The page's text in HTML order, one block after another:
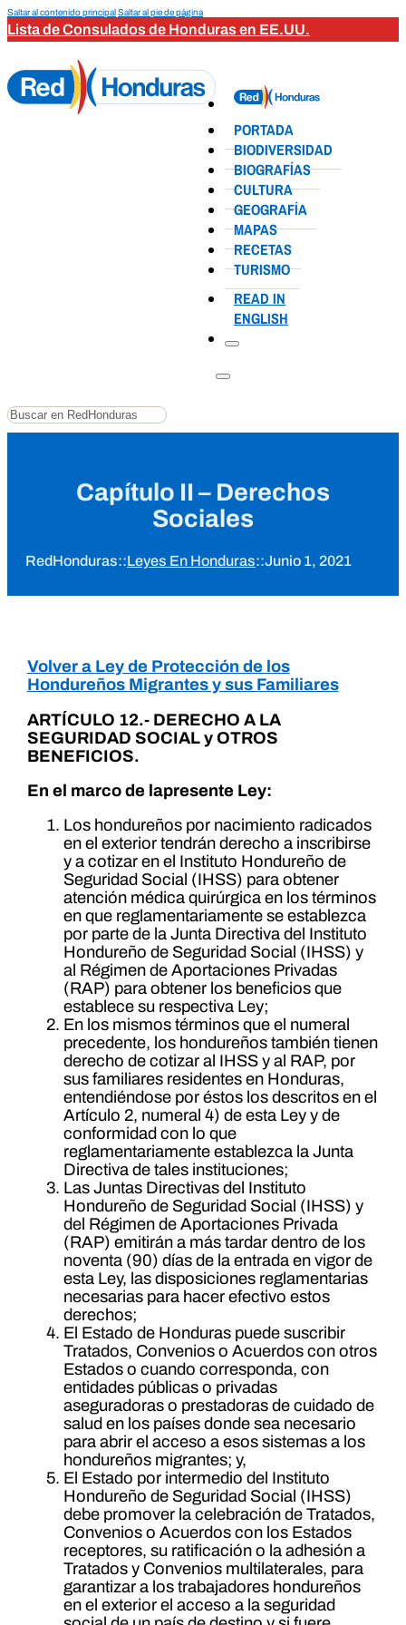
Saltar al contenido principalSaltar al pie de página
Lista de Consulados de Honduras en EE.UU.
PORTADA
BIODIVERSIDAD
BIOGRAFÍAS
CULTURA
GEOGRAFÍA
MAPAS
RECETAS
TURISMO
READ IN
ENGLISH
Buscar
Capítulo II – Derechos
Sociales
RedHonduras::Leyes En Honduras::Junio 1, 2021
Volver a Ley de Protección de los
Hondureños Migrantes y sus Familiares
ARTÍCULO 12.- DERECHO A LA
SEGURIDAD SOCIAL y OTROS
BENEFICIOS.
En el marco de lapresente Ley:
Los hondureños por nacimiento radicados
en el exterior tendrán derecho a inscribirse
y a cotizar en el Instituto Hondureño de
Seguridad Social (IHSS) para obtener
atención médica quirúrgica en los términos
en que reglamentariamente se establezca
por parte de la Junta Directiva del Instituto
Hondureño de Seguridad Social (IHSS) y
al Régimen de Aportaciones Privadas
(RAP) para obtener los beneficios que
establece su respectiva Ley;
En los mismos términos que el numeral
precedente, los hondureños también tienen
derecho de cotizar al IHSS y al RAP, por
sus familiares residentes en Honduras,
entendiéndose por éstos los descritos en el
Artículo 2, numeral 4) de esta Ley y de
conformidad con lo que
reglamentariamente establezca la Junta
Directiva de tales instituciones;
Las Juntas Directivas del Instituto
Hondureño de Seguridad Social (IHSS) y
del Régimen de Aportaciones Privada
(RAP) emitirán a más tardar dentro de los
noventa (90) días de la entrada en vigor de
esta Ley, las disposiciones reglamentarias
necesarias para hacer efectivo estos
derechos;
El Estado de Honduras puede suscribir
Tratados, Convenios o Acuerdos con otros
Estados o cuando corresponda, con
entidades públicas o privadas
aseguradoras o prestadoras de cuidado de
salud en los países donde sea necesario
para abrir el acceso a esos sistemas a los
hondureños migrantes; y,
El Estado por intermedio del Instituto
Hondureño de Seguridad Social (IHSS)
debe promover la celebración de Tratados,
Convenios o Acuerdos con los Estados
receptores, su ratificación o la adhesión a
Tratados y Convenios multilaterales, para
garantizar a los trabajadores hondureños
en el exterior el acceso a la seguridad